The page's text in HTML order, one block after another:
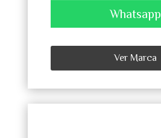
Whatsapp
Ver Marca